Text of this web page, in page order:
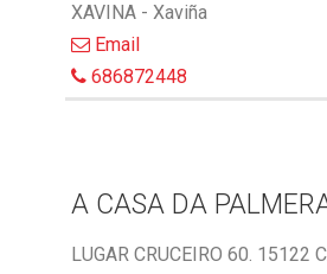
XAVINA - Xaviña
Email
686872448
A CASA DA
LUGAR CRUCEIRO 60. 15122